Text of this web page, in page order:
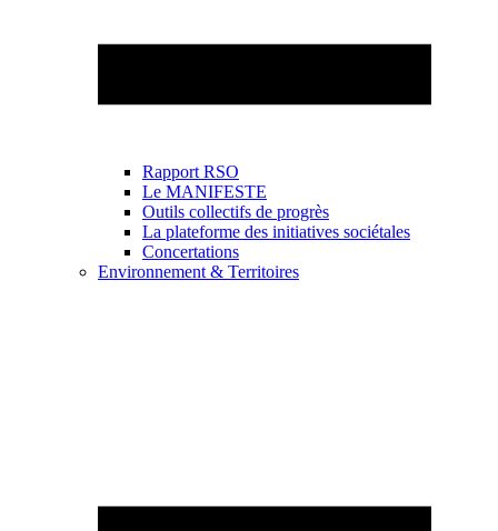
Rapport RSO
Le MANIFESTE
Outils collectifs de progrès
La plateforme des initiatives sociétales
Concertations
Environnement & Territoires